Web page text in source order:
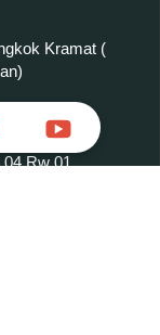
Kramat (
Rw 01